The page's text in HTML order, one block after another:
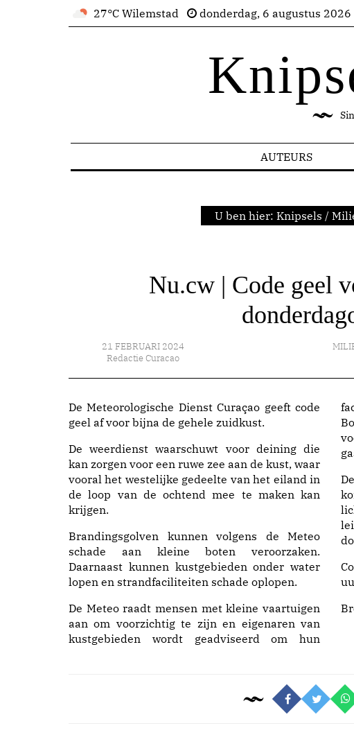
27°C Wilemstad donderdag, 6 augustus 2026
AUTEURS
U ben hier: Knipsels /
Nu.cw | Code geel
21 FEBRUARI 2024
Redactie Curacao
De Meteorologische Dienst Curaçao geeft code
geel af voor bijna de gehele zuidkust.
De weerdienst waarschuwt voor deining die
kan zorgen voor een ruwe zee aan de kust, waar
vooral het westelijke gedeelte van het eiland in
de loop van de ochtend mee te maken kan
krijgen.
Brandingsgolven kunnen volgens de Meteo
schade aan kleine boten veroorzaken.
Daarnaast kunnen kustgebieden onder water
lopen en strandfaciliteiten schade oplopen.
De Meteo raadt mensen met kleine vaartuigen
aan om voorzichtig te zijn en eigenaren van
kustgebieden wordt geadviseerd om hun